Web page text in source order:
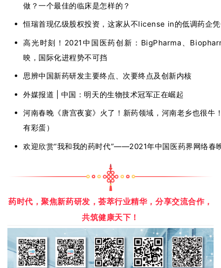
做？一个最佳的临床是怎样的？
恒瑞首现亿级股权投资，这家从不license in的低调药企
高光时刻！2021中国医药创新：BigPharma、
映，国际化进程势不可挡
思辨中国新药研发主要终点、次要终点及创新内核
外媒报道 | 中国：明天的生物技术冠军正在崛起
河南春晚《唐宫夜宴》火了！新药领域，河南老乡也很牛
有彩蛋）
欢迎欣赏“我和我的药时代”——2021年中国医药界网络春
药时代，聚焦新药研发，荟萃行业精华，分享交流合作，
共筑健康天下！